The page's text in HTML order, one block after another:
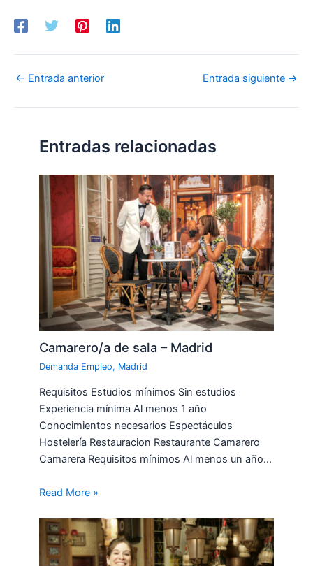
← Entrada anterior Entrada siguiente →
Entradas relacionadas
Camarero/a de sala – Madrid
Demanda Empleo, Madrid
Requisitos Estudios mínimos Sin estudios
Experiencia mínima Al menos 1 año
Conocimientos necesarios Espectáculos
Hostelería Restauracion Restaurante Camarero
Camarera Requisitos mínimos Al menos un año…
Read More »